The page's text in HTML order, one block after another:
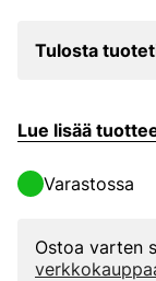
Tulosta
Lue lisää
Varastossa
Ostoa varten